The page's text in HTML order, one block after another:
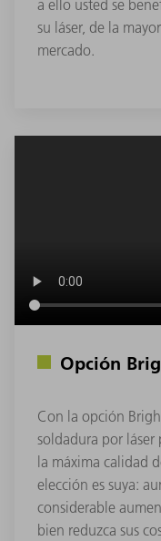
a ello usted se
su láser, de la
mercado.
Opción
Con la opción
soldadura por láser
la máxima calidad
elección es suya:
considerable
bien reduzca sus